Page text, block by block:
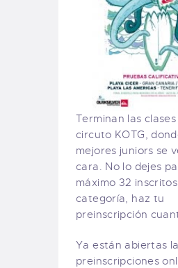
Terminan las
circuto KOTG,
mejores juniors se
cara. No lo dejes
máximo 32
categoría, haz tu
preinscripción
Ya están abiertas
preinscripciones